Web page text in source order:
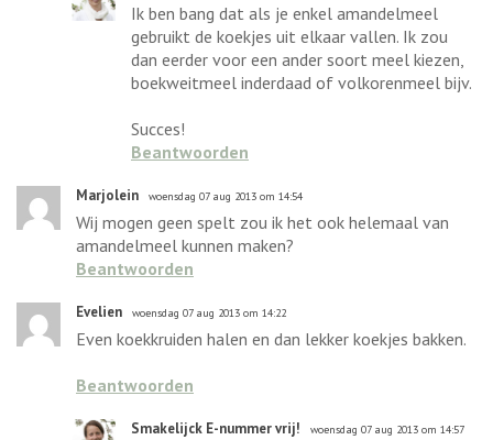
Ik ben bang dat als je enkel amandelmeel
gebruikt de koekjes uit elkaar vallen. Ik zou
dan eerder voor een ander soort meel kiezen,
boekweitmeel inderdaad of volkorenmeel bijv.
Succes!
Beantwoorden
Marjolein woensdag 07 aug 2013 om 14:54
Wij mogen geen spelt zou ik het ook helemaal van
amandelmeel kunnen maken?
Beantwoorden
Evelien woensdag 07 aug 2013 om 14:22
Even koekkruiden halen en dan lekker koekjes bakken.
Beantwoorden
Smakelijck E-nummer vrij! woensdag 07 aug 2013 om 14:57